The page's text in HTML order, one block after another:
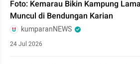
Foto: Kemarau Bikin Kampung Lama
Muncul di Bendungan Karian
kumparanNEWS
24 Jul 2026